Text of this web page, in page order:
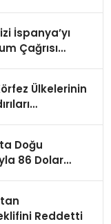
İspanya’yı
Çağrısı
Ülkelerinin
Doğu
86 Dolar
Reddetti